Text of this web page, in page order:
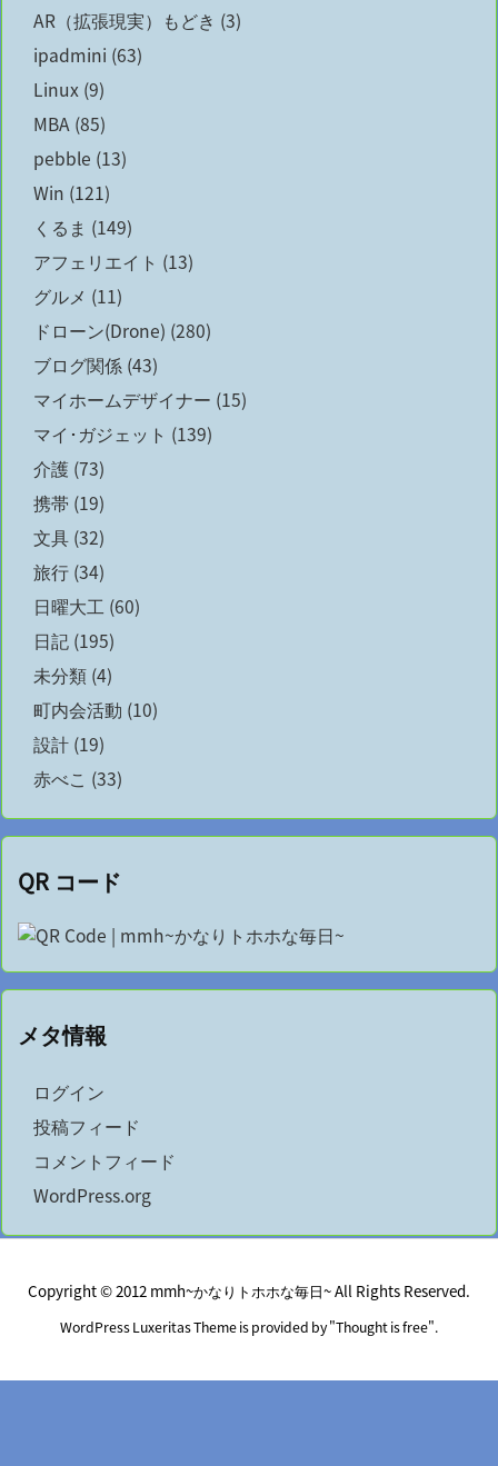
AR（拡張現実）もどき (3)
ipadmini (63)
Linux (9)
MBA (85)
pebble (13)
Win (121)
くるま (149)
アフェリエイト (13)
グルメ (11)
ドローン(Drone) (280)
ブログ関係 (43)
マイホームデザイナー (15)
マイ･ガジェット (139)
介護 (73)
携帯 (19)
文具 (32)
旅行 (34)
日曜大工 (60)
日記 (195)
未分類 (4)
町内会活動 (10)
設計 (19)
赤べこ (33)
QR コード
メタ情報
ログイン
投稿フィード
コメントフィード
WordPress.org
Copyright ©2012 mmh~かなりトホホな毎日~All Rights Reserved.
WordPress Luxeritas Theme is provided by "Thought is free".